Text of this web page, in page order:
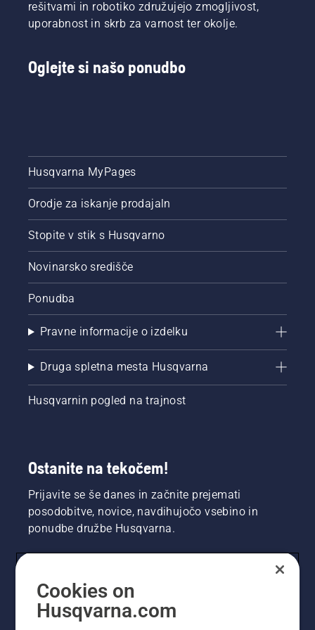
dlje in
brez
rešitvami in robotiko združujejo zmogljivost,
uporabnost in skrb za varnost ter okolje.
Oglejte si našo ponudbo
Husqvarna MyPages
Orodje za iskanje prodajaln
Stopite v stik s Husqvarno
Novinarsko središče
Ponudba
Pravne informacije o izdelku
Druga spletna mesta Husqvarna
Husqvarnin pogled na trajnost
Ostanite na tekočem!
Prijavite se še danes in začnite prejemati
posodobitve, novice, navdihujočo vsebino in
ponudbe družbe Husqvarna.
Cookies on
Husqvarna.com